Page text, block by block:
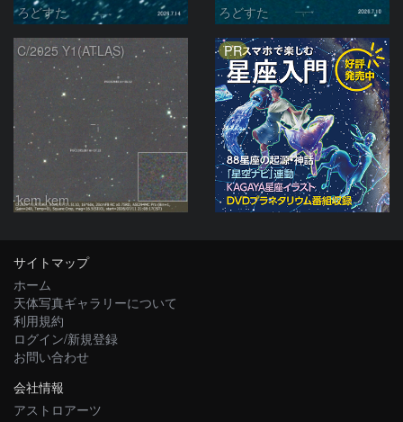
ろどすた ろどすた
C/2025 Y1(ATLAS)
kem.kem
PR
サイトマップ
ホーム
天体写真ギャラリーについて
利用規約
ログイン/新規登録
お問い合わせ
会社情報
アストロアーツ